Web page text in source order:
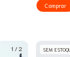
1 / 2 SEM